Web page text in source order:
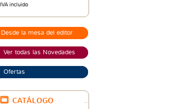
IVA incluido
Desde la mesa del editor
Ver todas las Novedades
Ofertas
CATÁLOGO